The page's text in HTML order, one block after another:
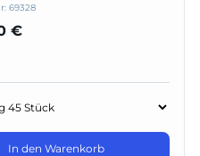
69328
€
In den Warenkorb